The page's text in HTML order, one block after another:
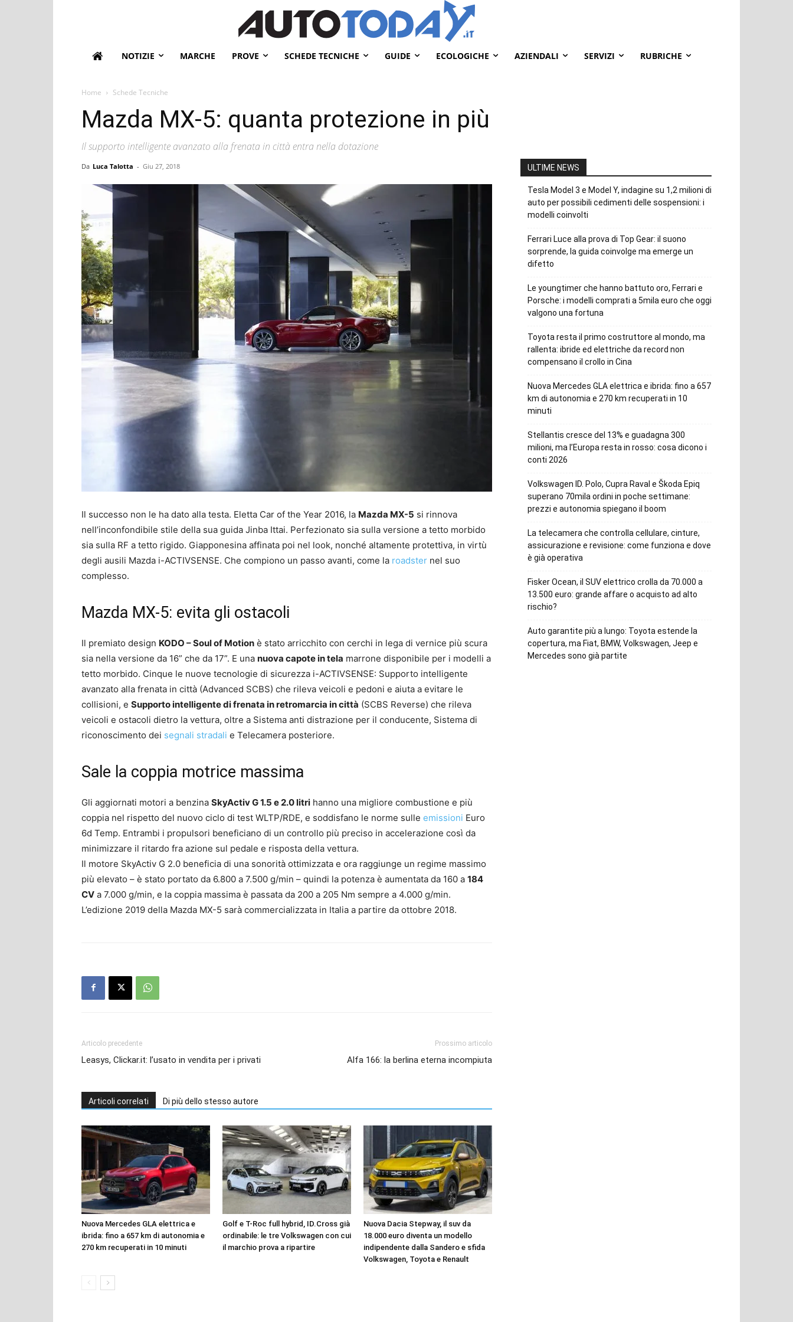
NOTIZIE MARCHE PROVE SCHEDE TECNICHE GUIDE ECOLOGICHE AZIENDALI SERVIZI RUBRICHE
Home Schede Tecniche
Mazda MX-5: quanta protezione in più
Il supporto intelligente avanzato alla frenata in città entra nella dotazione
Da Luca Talotta - Giu 27, 2018
Il successo non le ha dato alla testa. Eletta Car of the Year 2016, la Mazda MX-5 si rinnova
nell’inconfondibile stile della sua guida Jinba Ittai. Perfezionato sia sulla versione a tetto morbido
sia sulla RF a tetto rigido. Giapponesina affinata poi nel look, nonché altamente protettiva, in virtù
degli ausili Mazda i-ACTIVSENSE. Che compiono un passo avanti, come la roadster nel suo
complesso.
Mazda MX-5: evita gli ostacoli
Il premiato design KODO – Soul of Motion è stato arricchito con cerchi in lega di vernice più scura
sia nella versione da 16” che da 17”. E una nuova capote in tela marrone disponibile per i modelli a
tetto morbido. Cinque le nuove tecnologie di sicurezza i-ACTIVSENSE: Supporto intelligente
avanzato alla frenata in città (Advanced SCBS) che rileva veicoli e pedoni e aiuta a evitare le
collisioni, e Supporto intelligente di frenata in retromarcia in città (SCBS Reverse) che rileva
veicoli e ostacoli dietro la vettura, oltre a Sistema anti distrazione per il conducente, Sistema di
riconoscimento dei segnali stradali e Telecamera posteriore.
Sale la coppia motrice massima
Gli aggiornati motori a benzina SkyActiv G 1.5 e 2.0 litri hanno una migliore combustione e più
coppia nel rispetto del nuovo ciclo di test WLTP/RDE, e soddisfano le norme sulle emissioni Euro
6d Temp. Entrambi i propulsori beneficiano di un controllo più preciso in accelerazione così da
minimizzare il ritardo fra azione sul pedale e risposta della vettura.
Il motore SkyActiv G 2.0 beneficia di una sonorità ottimizzata e ora raggiunge un regime massimo
più elevato – è stato portato da 6.800 a 7.500 g/min – quindi la potenza è aumentata da 160 a 184
CV a 7.000 g/min, e la coppia massima è passata da 200 a 205 Nm sempre a 4.000 g/min.
L’edizione 2019 della Mazda MX-5 sarà commercializzata in Italia a partire da ottobre 2018.
Articolo precedente
Leasys, Clickar.it: l’usato in vendita per i privati
Prossimo articolo
Alfa 166: la berlina eterna incompiuta
Articoli correlati Di più dello stesso autore
Nuova Mercedes GLA elettrica e
ibrida: fino a 657 km di autonomia e
270 km recuperati in 10 minuti
Golf e T-Roc full hybrid, ID.Cross già
ordinabile: le tre Volkswagen con cui
il marchio prova a ripartire
Nuova Dacia Stepway, il suv da
18.000 euro diventa un modello
indipendente dalla Sandero e sfida
Volkswagen, Toyota e Renault
ULTIME NEWS
Tesla Model 3 e Model Y, indagine su 1,2 milioni di
auto per possibili cedimenti delle sospensioni: i
modelli coinvolti
Ferrari Luce alla prova di Top Gear: il suono
sorprende, la guida coinvolge ma emerge un
difetto
Le youngtimer che hanno battuto oro, Ferrari e
Porsche: i modelli comprati a 5mila euro che oggi
valgono una fortuna
Toyota resta il primo costruttore al mondo, ma
rallenta: ibride ed elettriche da record non
compensano il crollo in Cina
Nuova Mercedes GLA elettrica e ibrida: fino a 657
km di autonomia e 270 km recuperati in 10
minuti
Stellantis cresce del 13% e guadagna 300
milioni, ma l’Europa resta in rosso: cosa dicono i
conti 2026
Volkswagen ID. Polo, Cupra Raval e Škoda Epiq
superano 70mila ordini in poche settimane:
prezzi e autonomia spiegano il boom
La telecamera che controlla cellulare, cinture,
assicurazione e revisione: come funziona e dove
è già operativa
Fisker Ocean, il SUV elettrico crolla da 70.000 a
13.500 euro: grande affare o acquisto ad alto
rischio?
Auto garantite più a lungo: Toyota estende la
copertura, ma Fiat, BMW, Volkswagen, Jeep e
Mercedes sono già partite